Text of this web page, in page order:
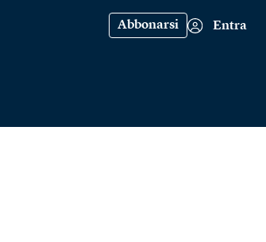
Abbonarsi Entra